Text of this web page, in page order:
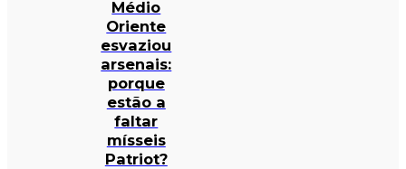
Médio
Oriente
esvaziou
arsenais:
porque
estão a
faltar
mísseis
Patriot?